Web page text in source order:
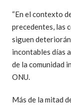
“En el contexto
precedentes, las
siguen
incontables días
de la comunidad
ONU.
Más de la mitad